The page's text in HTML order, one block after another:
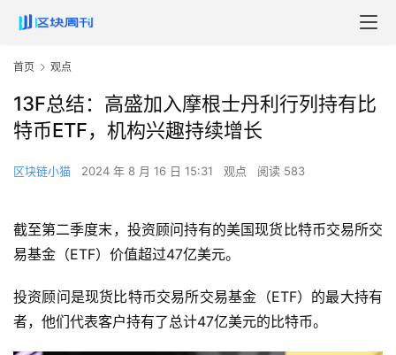
首页 观点
13F总结：高盛加入摩根士丹利行列持有比
特币ETF，机构兴趣持续增长
区块链小猫 2024 年 8 月 16 日 15:31 观点 阅读 583
截至第二季度末，投资顾问持有的美国现货比特币交易所交
易基金（ETF）价值超过47亿美元。
投资顾问是现货比特币交易所交易基金（ETF）的最大持有
者，他们代表客户持有了总计47亿美元的比特币。